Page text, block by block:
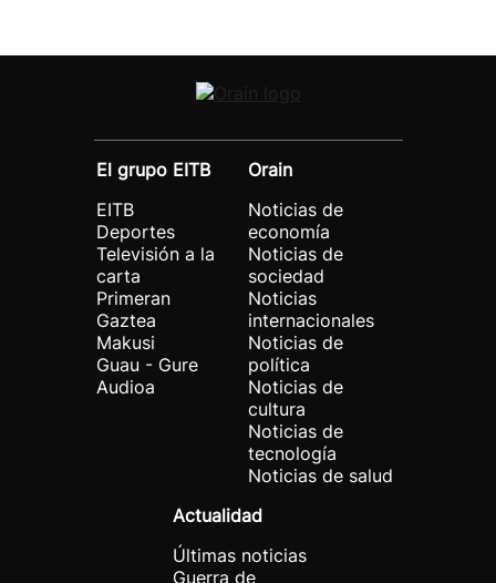
El grupo EITB
EITB
Deportes
Televisión a la
carta
Primeran
Gaztea
Makusi
Guau - Gure
Audioa
Orain
Noticias de
economía
Noticias de
sociedad
Noticias
internacionales
Noticias de
política
Noticias de
cultura
Noticias de
tecnología
Noticias de salud
Actualidad
Últimas noticias
Guerra de